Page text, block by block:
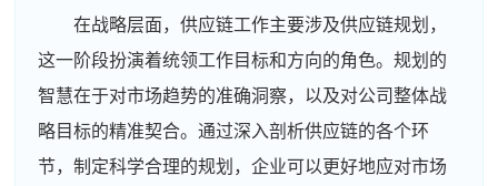
在战略层面，供应链工作主要涉及供应链规划，
这一阶段扮演着统领工作目标和方向的角色。规划的
智慧在于对市场趋势的准确洞察，以及对公司整体战
略目标的精准契合。通过深入剖析供应链的各个环
节，制定科学合理的规划，企业可以更好地应对市场